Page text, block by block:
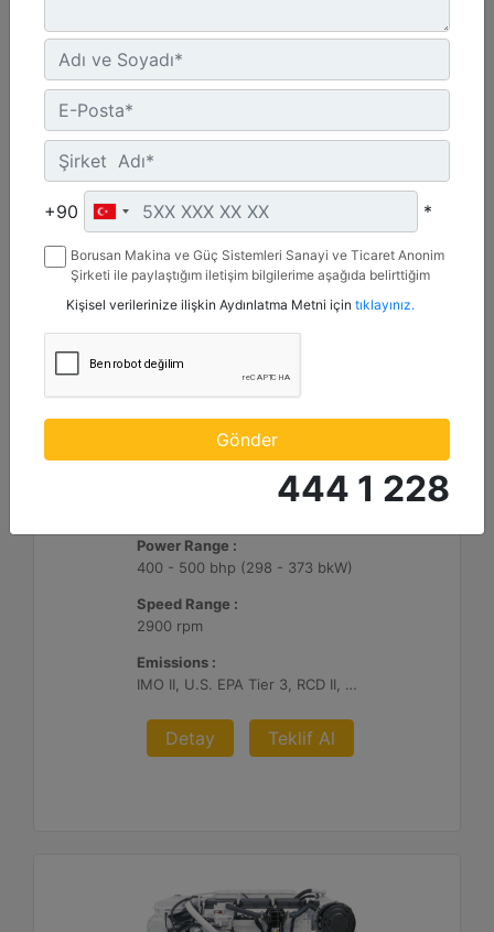
Speed Range :
900-1000 rpm
Detay Teklif Al
Power Range :
400 - 500 bhp (298 - 373 bkW)
Speed Range :
2900 rpm
Emissions :
IMO II, U.S. EPA Tier 3, RCD II, China II
Detay Teklif Al
+90 *
Borusan Makina ve Güç Sistemleri Sanayi ve Ticaret Anonim
Şirketi ile paylaştığım iletişim bilgilerime aşağıda belirttiğim
mesaj gönderilmesine izin veriyorum.
Kişisel verilerinize ilişkin Aydınlatma Metni için tıklayınız.
Gönder
444 1 228